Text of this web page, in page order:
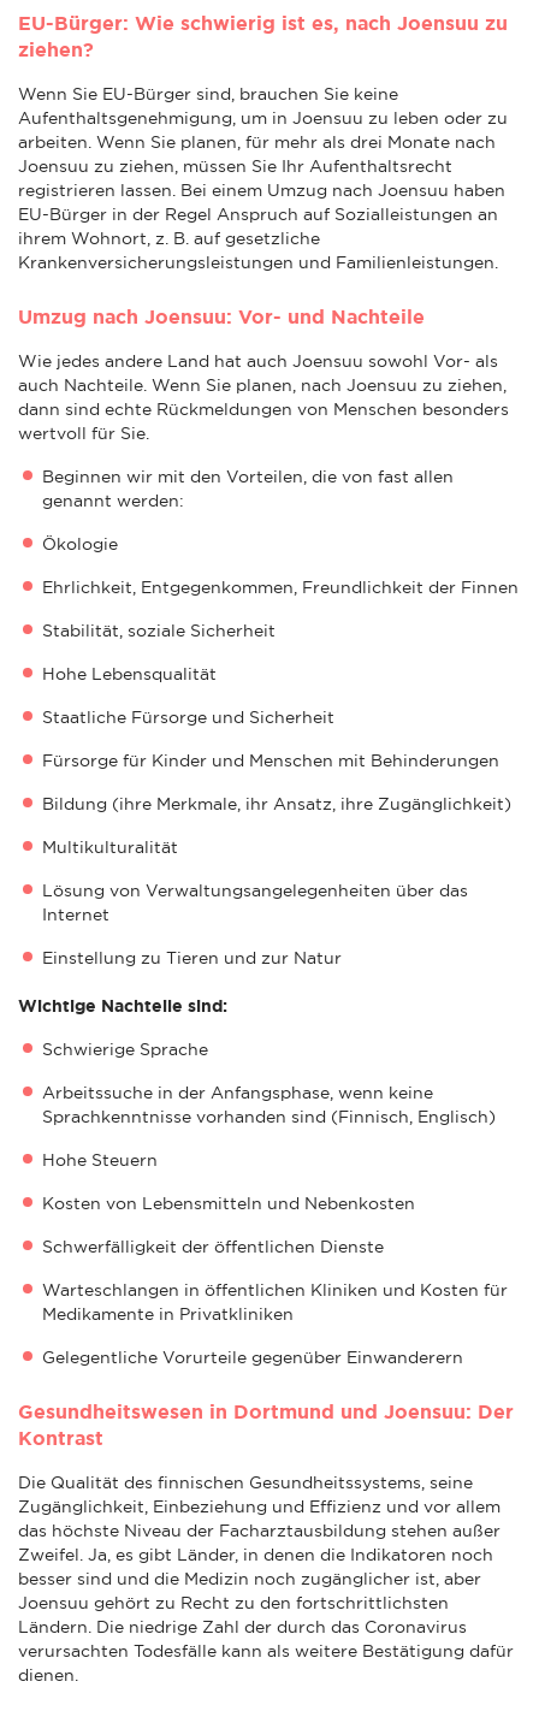
EU-Bürger: Wie schwierig ist es, nach Joensuu zu
ziehen?
Wenn Sie EU-Bürger sind, brauchen Sie keine
Aufenthaltsgenehmigung, um in Joensuu zu leben oder zu
arbeiten. Wenn Sie planen, für mehr als drei Monate nach
Joensuu zu ziehen, müssen Sie Ihr Aufenthaltsrecht
registrieren lassen. Bei einem Umzug nach Joensuu haben
EU-Bürger in der Regel Anspruch auf Sozialleistungen an
ihrem Wohnort, z. B. auf gesetzliche
Krankenversicherungsleistungen und Familienleistungen.
Umzug nach Joensuu: Vor- und Nachteile
Wie jedes andere Land hat auch Joensuu sowohl Vor- als
auch Nachteile. Wenn Sie planen, nach Joensuu zu ziehen,
dann sind echte Rückmeldungen von Menschen besonders
wertvoll für Sie.
Beginnen wir mit den Vorteilen, die von fast allen
genannt werden:
Ökologie
Ehrlichkeit, Entgegenkommen, Freundlichkeit der Finnen
Stabilität, soziale Sicherheit
Hohe Lebensqualität
Staatliche Fürsorge und Sicherheit
Fürsorge für Kinder und Menschen mit Behinderungen
Bildung (ihre Merkmale, ihr Ansatz, ihre Zugänglichkeit)
Multikulturalität
Lösung von Verwaltungsangelegenheiten über das
Internet
Einstellung zu Tieren und zur Natur
Wichtige Nachteile sind:
Schwierige Sprache
Arbeitssuche in der Anfangsphase, wenn keine
Sprachkenntnisse vorhanden sind (Finnisch, Englisch)
Hohe Steuern
Kosten von Lebensmitteln und Nebenkosten
Schwerfälligkeit der öffentlichen Dienste
Warteschlangen in öffentlichen Kliniken und Kosten für
Medikamente in Privatkliniken
Gelegentliche Vorurteile gegenüber Einwanderern
Gesundheitswesen in Dortmund und Joensuu: Der
Kontrast
Die Qualität des finnischen Gesundheitssystems, seine
Zugänglichkeit, Einbeziehung und Effizienz und vor allem
das höchste Niveau der Facharztausbildung stehen außer
Zweifel. Ja, es gibt Länder, in denen die Indikatoren noch
besser sind und die Medizin noch zugänglicher ist, aber
Joensuu gehört zu Recht zu den fortschrittlichsten
Ländern. Die niedrige Zahl der durch das Coronavirus
verursachten Todesfälle kann als weitere Bestätigung dafür
dienen.